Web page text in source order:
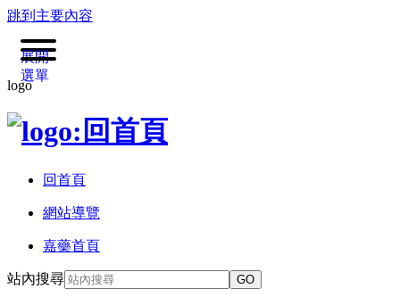
跳到主要內容
展開
選單
logo
回首頁
網站導覽
嘉藥首頁
站內搜尋 GO